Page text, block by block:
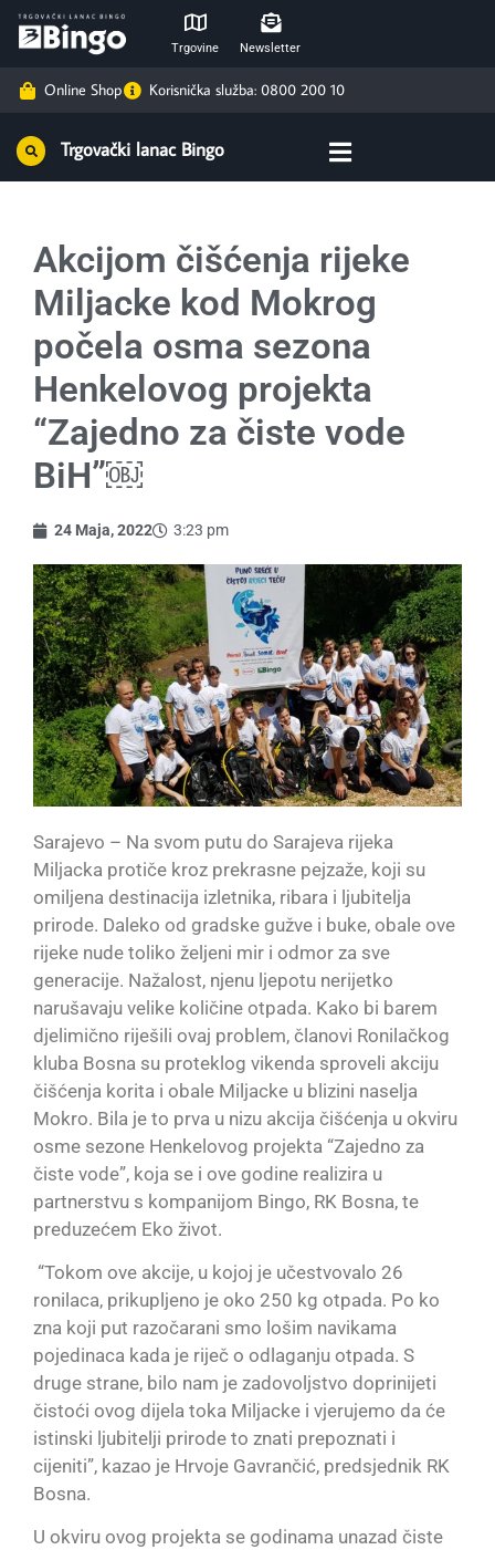
Trgovine Newsletter
Online Shop Korisnička služba: 0800 200 10
Trgovački lanac Bingo
Akcijom čišćenja rijeke
Miljacke kod Mokrog
počela osma sezona
Henkelovog projekta
“Zajedno za čiste vode
BiH”￼
24 Maja, 2022 3:23 pm
Sarajevo – Na svom putu do Sarajeva rijeka
Miljacka protiče kroz prekrasne pejzaže, koji su
omiljena destinacija izletnika, ribara i ljubitelja
prirode. Daleko od gradske gužve i buke, obale ove
rijeke nude toliko željeni mir i odmor za sve
generacije. Nažalost, njenu ljepotu nerijetko
narušavaju velike količine otpada. Kako bi barem
djelimično riješili ovaj problem, članovi Ronilačkog
kluba Bosna su proteklog vikenda sproveli akciju
čišćenja korita i obale Miljacke u blizini naselja
Mokro. Bila je to prva u nizu akcija čišćenja u okviru
osme sezone Henkelovog projekta “Zajedno za
čiste vode”, koja se i ove godine realizira u
partnerstvu s kompanijom Bingo, RK Bosna, te
preduzećem Eko život.
“Tokom ove akcije, u kojoj je učestvovalo 26
ronilaca, prikupljeno je oko 250 kg otpada. Po ko
zna koji put razočarani smo lošim navikama
pojedinaca kada je riječ o odlaganju otpada. S
druge strane, bilo nam je zadovoljstvo doprinijeti
čistoći ovog dijela toka Miljacke i vjerujemo da će
istinski ljubitelji prirode to znati prepoznati i
cijeniti”, kazao je Hrvoje Gavrančić, predsjednik RK
Bosna.
U okviru ovog projekta se godinama unazad čiste